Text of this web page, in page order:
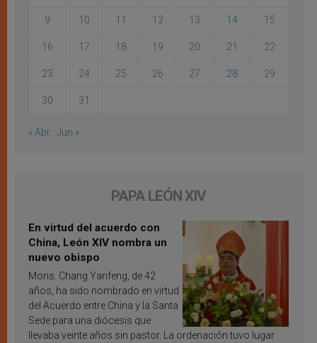
9 10 11 12 13 14 15
16 17 18 19 20 21 22
23 24 25 26 27 28 29
30 31
« Abr Jun »
PAPA LEÓN XIV
En virtud del acuerdo con
China, León XIV nombra un
nuevo obispo
Mons. Chang Yanfeng, de 42
años, ha sido nombrado en virtud
del Acuerdo entre China y la Santa
Sede para una diócesis que
llevaba veinte años sin pastor. La ordenación tuvo lugar